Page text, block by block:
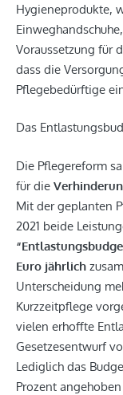
Hygieneprodukte,
Voraussetzung für
dass die
Pflegebedürftige
Das
Die Pflegereform
für die
Mit der geplanten
2021 beide
Euro jährlich
Unterscheidung
Kurzzeitpflege
vielen erhoffte
Gesetzesentwurf
Lediglich das
Prozent angehoben